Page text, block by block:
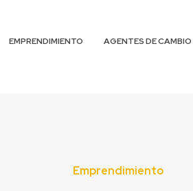
EMPRENDIMIENTO AGENTES DE CAMBIO
Emprendimiento